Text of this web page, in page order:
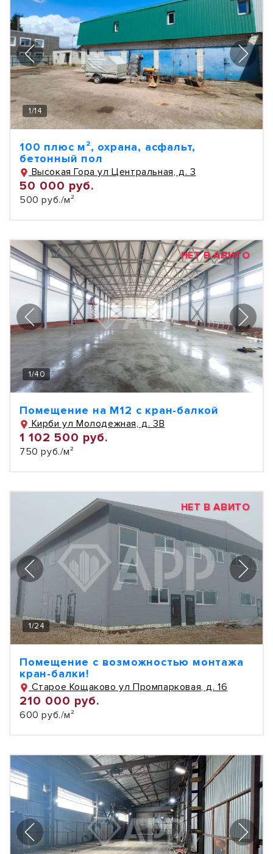
1/14
100 плюс м², охрана, асфальт,
бетонный пол
Высокая Гора ул Центральная, д. 3
50 000 руб.
500 руб./м²
НЕТ В АВИТО
1/40
Помещение на М12 с кран-балкой
Кирби ул Молодежная, д. 3В
1 102 500 руб.
750 руб./м²
НЕТ В АВИТО
1/24
Помещение с возможностью монтажа
кран-балки!
Старое Кощаково ул Промпарковая, д. 16
210 000 руб.
600 руб./м²